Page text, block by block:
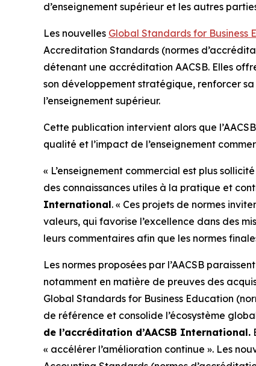
d’enseignement supérieur et les autres
Les nouvelles Global Standards for Business
Accreditation Standards (normes
détenant une accréditation AACSB. Elles
son développement stratégique, renforcer
l’enseignement supérieur.
Cette publication intervient alors que
qualité et l’impact de l’enseignement
« L’enseignement commercial est plus
des connaissances utiles à la pratique et
International. « Ces projets de normes
valeurs, qui favorise l’excellence dans des
leurs commentaires afin que les normes
Les normes proposées par l’AACSB
notamment en matière de preuves des
Global Standards for Business Education
de référence et consolide l’écosystème
de l’accréditation d’AACSB International.
« accélérer l’amélioration continue ». Les